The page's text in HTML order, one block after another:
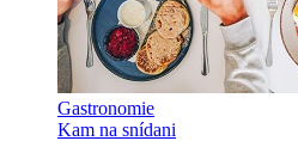
Gastronomie
Kam na snídani